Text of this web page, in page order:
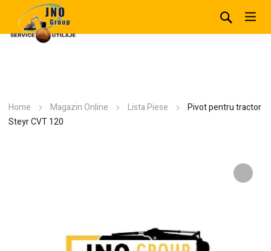
Home Magazin Online Lista Piese
Pivot pentru tractor
Steyr CVT 120